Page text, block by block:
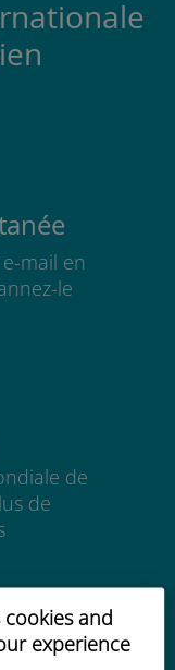
and
experience
mail en
le
de
de